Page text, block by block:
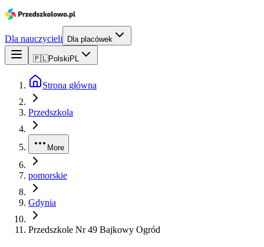
Dla nauczycieli Dla placówek
🇵🇱Polski PL
Strona główna
Przedszkola
More
pomorskie
Gdynia
Przedszkole Nr 49 Bajkowy Ogród